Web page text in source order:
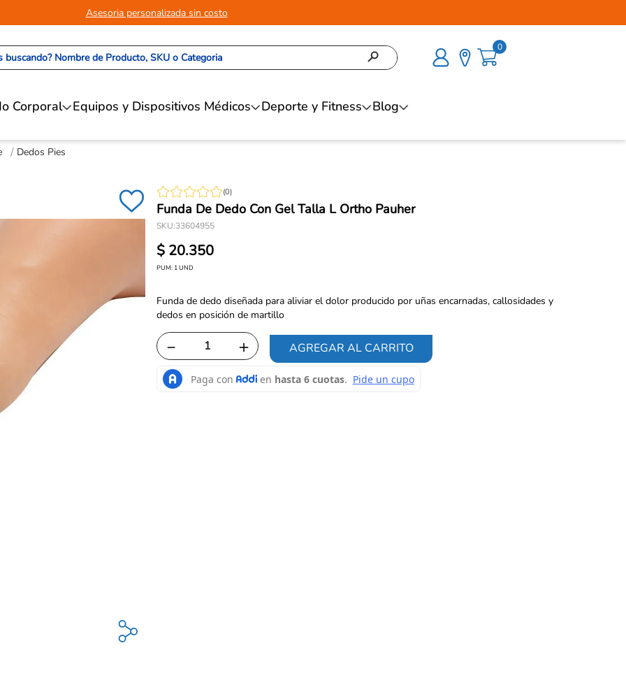
Asesoria personalizada sin costo
Nombre de Producto, SKU o Categoria 0
Corporal Equipos y Dispositivos Médicos Deporte y Fitness Blog
Dedos Pies
(0)
Funda De Dedo Con Gel Talla L Ortho Pauher
SKU:33604955
$ 20.350
PUM: 1UND
Funda de dedo diseñada para aliviar el dolor producido por uñas encarnadas, callosidades y
dedos en posición de martillo
＋
－ AGREGAR AL CARRITO